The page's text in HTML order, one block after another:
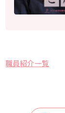
職員紹介一覧